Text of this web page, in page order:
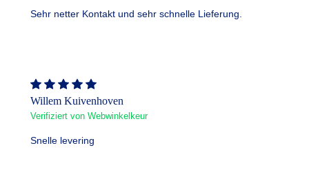
Sehr netter Kontakt und sehr schnelle Lieferung.
Willem Kuivenhoven
Verifiziert von Webwinkelkeur
Snelle levering